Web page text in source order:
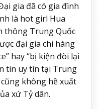
gia đã có gia đình
là hot girl Hua
thông Trung Quốc
đại gia chi hàng
hay “bị kiện đòi lại
tin uy tín tại Trung
không hề xuất
xứ Tỷ dân.